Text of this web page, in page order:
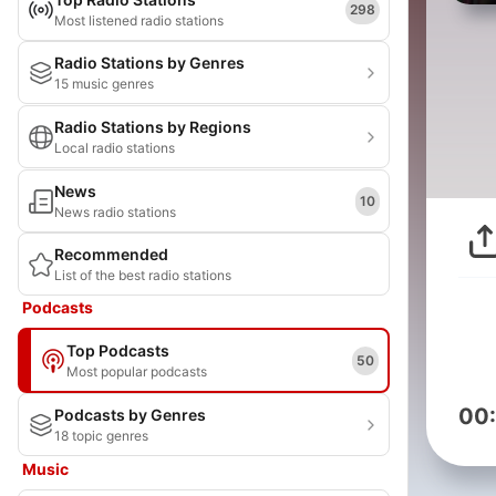
Most listened radio stations
298
Radio Stations by Genres
15 music genres
Radio Stations by Regions
Local radio stations
News
News radio stations
10
Recommended
List of the best radio stations
Podcasts
Top Podcasts
Most popular podcasts
50
Podcasts by Genres
18 topic genres
Music